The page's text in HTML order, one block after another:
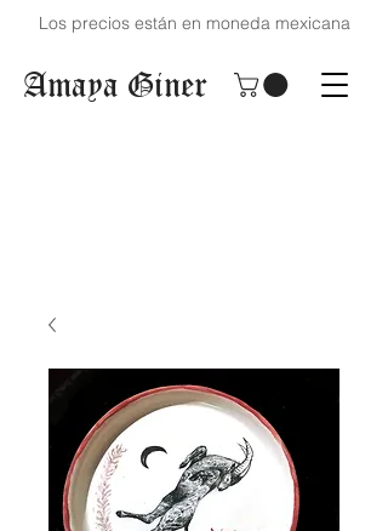
Los precios están en moneda mexicana
Amaya Giner